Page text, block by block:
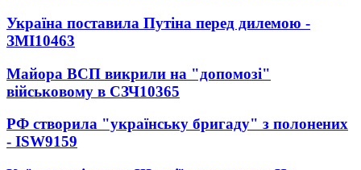
Україна поставила Путіна перед дилемою -
ЗМІ10463
Майора ВСП викрили на "допомозі"
військовому в СЗЧ10365
РФ створила "українську бригаду" з полонених
- ISW9159